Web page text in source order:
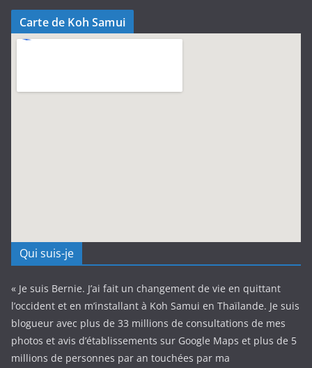
Carte de Koh Samui
Qui suis-je
« Je suis Bernie. J’ai fait un changement de vie en quittant
l’occident et en m’installant à Koh Samui en Thaïlande. Je suis
blogueur avec plus de 33 millions de consultations de mes
photos et avis d’établissements sur Google Maps et plus de 5
millions de personnes par an touchées par ma